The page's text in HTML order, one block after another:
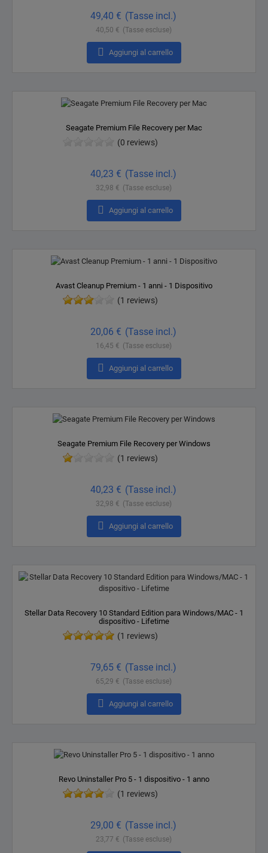
49,40 € (Tasse incl.)
40,50 € (Tasse escluse)
 Aggiungi al carrello
Seagate Premium File Recovery per Mac
(0 reviews)
40,23 € (Tasse incl.)
32,98 € (Tasse escluse)
 Aggiungi al carrello
Avast Cleanup Premium - 1 anni - 1 Dispositivo
(1 reviews)
20,06 € (Tasse incl.)
16,45 € (Tasse escluse)
 Aggiungi al carrello
Seagate Premium File Recovery per Windows
(1 reviews)
40,23 € (Tasse incl.)
32,98 € (Tasse escluse)
 Aggiungi al carrello
Stellar Data Recovery 10 Standard Edition para Windows/MAC - 1
dispositivo - Lifetime
(1 reviews)
79,65 € (Tasse incl.)
65,29 € (Tasse escluse)
 Aggiungi al carrello
Revo Uninstaller Pro 5 - 1 dispositivo - 1 anno
(1 reviews)
29,00 € (Tasse incl.)
23,77 € (Tasse escluse)